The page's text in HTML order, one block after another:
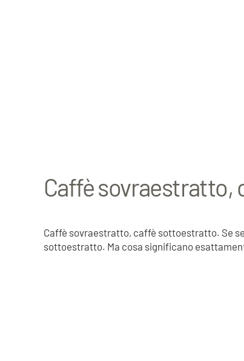
Caffè sovraestratto,
Caffè sovraestratto, caffè sottoestratto. Se
sottoestratto. Ma cosa significano